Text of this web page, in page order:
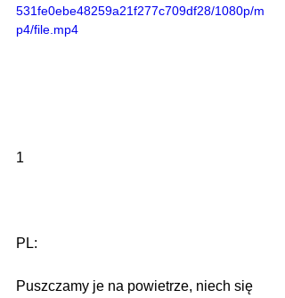
531fe0ebe48259a21f277c709df28/1080p/m
p4/file.mp4
1
PL:
Puszczamy je na powietrze, niech się